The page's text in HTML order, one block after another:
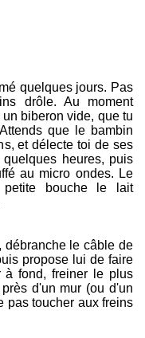
quelques jours. Pas
drôle. Au moment
biberon vide, que tu
que le bambin
et délecte toi de ses
heures, puis
au micro ondes. Le
bouche le lait
débranche le câble de
propose lui de faire
à fond, freiner le plus
d'un mur (ou d'un
pas toucher aux freins